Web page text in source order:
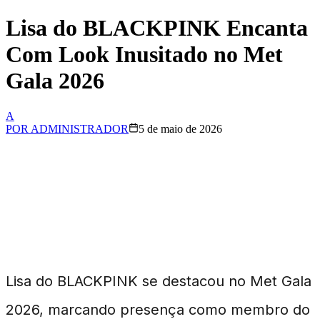
Lisa do BLACKPINK Encanta
Com Look Inusitado no Met
Gala 2026
A
POR ADMINISTRADOR 5 de maio de 2026
Lisa do BLACKPINK se destacou no Met Gala
2026, marcando presença como membro do